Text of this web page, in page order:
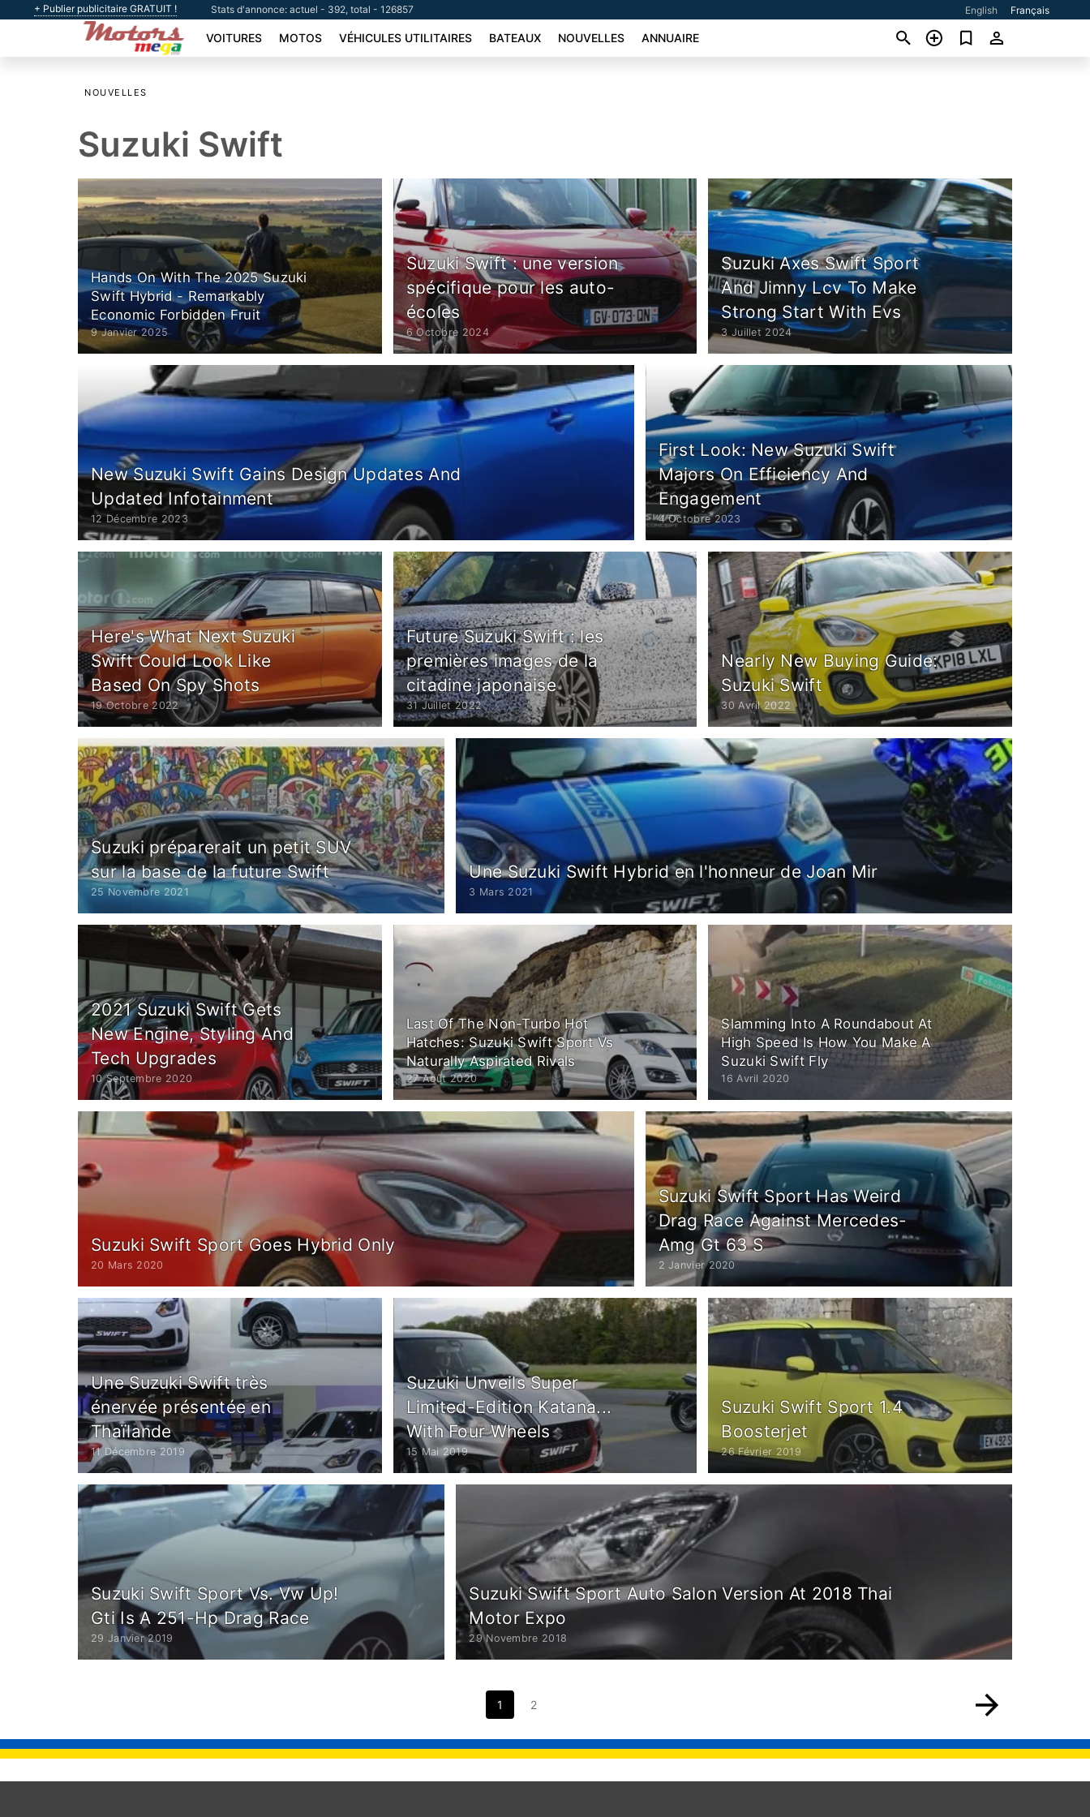
+ Publier publicitaire GRATUIT ! Stats d'annonce: actuel - 392, total - 126857 English Français
VOITURES MOTOS VÉHICULES UTILITAIRES BATEAUX NOUVELLES ANNUAIRE
NOUVELLES
Suzuki Swift
Hands On With The 2025 Suzuki
Swift Hybrid - Remarkably
Economic Forbidden Fruit
9 Janvier 2025
Suzuki Swift : une version
spécifique pour les auto-
écoles
6 Octobre 2024
Suzuki Axes Swift Sport
And Jimny Lcv To Make
Strong Start With Evs
3 Juillet 2024
New Suzuki Swift Gains Design Updates And
Updated Infotainment
12 Décembre 2023
First Look: New Suzuki Swift
Majors On Efficiency And
Engagement
4 Octobre 2023
Here's What Next Suzuki
Swift Could Look Like
Based On Spy Shots
19 Octobre 2022
Future Suzuki Swift : les
premières images de la
citadine japonaise
31 Juillet 2022
Nearly New Buying Guide:
Suzuki Swift
30 Avril 2022
Suzuki préparerait un petit SUV
sur la base de la future Swift
25 Novembre 2021
Une Suzuki Swift Hybrid en l'honneur de Joan Mir
3 Mars 2021
2021 Suzuki Swift Gets
New Engine, Styling And
Tech Upgrades
10 Septembre 2020
Last Of The Non-Turbo Hot
Hatches: Suzuki Swift Sport Vs
Naturally Aspirated Rivals
27 Août 2020
Slamming Into A Roundabout At
High Speed Is How You Make A
Suzuki Swift Fly
16 Avril 2020
Suzuki Swift Sport Goes Hybrid Only
20 Mars 2020
Suzuki Swift Sport Has Weird
Drag Race Against Mercedes-
Amg Gt 63 S
2 Janvier 2020
Une Suzuki Swift très
énervée présentée en
Thaïlande
11 Décembre 2019
Suzuki Unveils Super
Limited-Edition Katana...
With Four Wheels
15 Mai 2019
Suzuki Swift Sport 1.4
Boosterjet
26 Février 2019
Suzuki Swift Sport Vs. Vw Up!
Gti Is A 251-Hp Drag Race
29 Janvier 2019
Suzuki Swift Sport Auto Salon Version At 2018 Thai
Motor Expo
29 Novembre 2018
1 2